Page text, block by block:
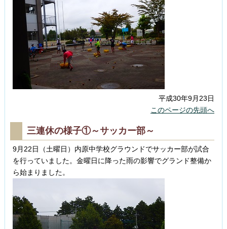
平成30年9月23日
このページの先頭へ
三連休の様子①～サッカー部～
9月22日（土曜日）内原中学校グラウンドでサッカー部が試合
を行っていました。金曜日に降った雨の影響でグランド整備か
ら始まりました。